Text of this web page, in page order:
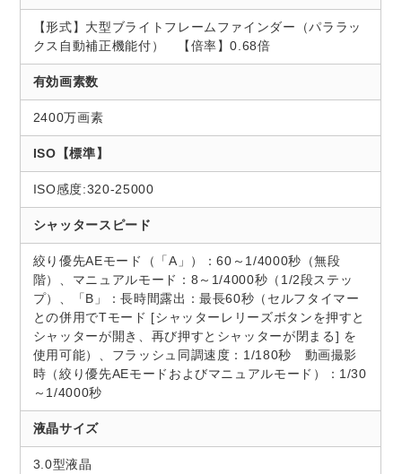
【形式】大型ブライトフレームファインダー（パララッ
クス自動補正機能付） 【倍率】0.68倍
有効画素数
2400万画素
ISO【標準】
ISO感度:320-25000
シャッタースピード
絞り優先AEモード（「A」）：60～1/4000秒（無段
階）、マニュアルモード：8～1/4000秒（1/2段ステッ
プ）、「B」：長時間露出：最長60秒（セルフタイマー
との併用でTモード [シャッターレリーズボタンを押すと
シャッターが開き、再び押すとシャッターが閉まる] を
使用可能）、フラッシュ同調速度：1/180秒 動画撮影
時（絞り優先AEモードおよびマニュアルモード）：1/30
～1/4000秒
液晶サイズ
3.0型液晶